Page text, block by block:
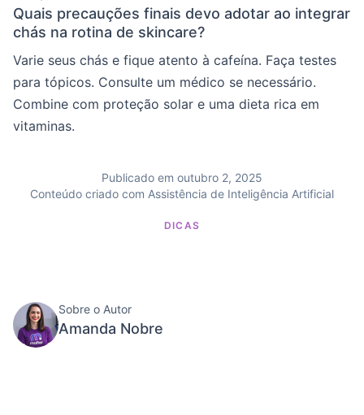
Quais precauções finais devo adotar ao integrar
chás na rotina de skincare?
Varie seus chás e fique atento à cafeína. Faça testes
para tópicos. Consulte um médico se necessário.
Combine com proteção solar e uma dieta rica em
vitaminas.
Publicado em outubro 2, 2025
Conteúdo criado com Assistência de Inteligência Artificial
DICAS
Sobre o Autor
Amanda Nobre